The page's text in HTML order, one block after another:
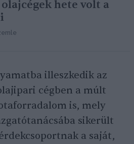
olajcégek hete volt a
illeszkedik az
cégben a múlt
is, mely
sikerült
a saját,